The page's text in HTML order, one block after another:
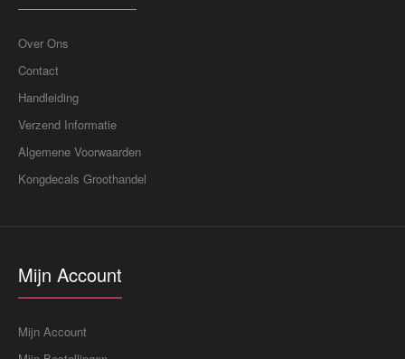
Over Ons
Contact
Handleiding
Verzend Informatie
Algemene Voorwaarden
Kongdecals Groothandel
Mijn Account
Mijn Account